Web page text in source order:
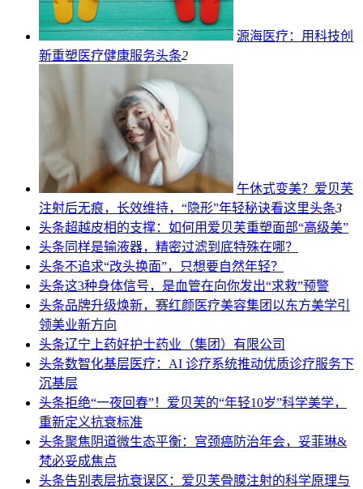
源海医疗：用科技创
新重塑医疗健康服务头条2
午休式变美？爱贝芙
注射后无痕，长效维持，“隐形”年轻秘诀看这里头条3
头条超越皮相的支撑：如何用爱贝芙重塑面部“高级美”
头条 同样是输液器，精密过滤到底特殊在哪？
头条不追求“改头换面”，只想要自然年轻？
头条这3种身体信号，是血管在向你发出“求救”预警
头条品牌升级焕新，赛红颜医疗美容集团以东方美学引
领美业新方向
头条辽宁上药好护士药业（集团）有限公司
头条数智化基层医疗：AI 诊疗系统推动优质诊疗服务下
沉基层
头条拒绝“一夜回春”！爱贝芙的“年轻10岁”科学美学，
重新定义抗衰标准
头条聚焦阴道微生态平衡：宫颈癌防治年会，妥菲琳&
梵必妥成焦点
头条告别表层抗衰误区：爱贝芙骨膜注射的科学原理与